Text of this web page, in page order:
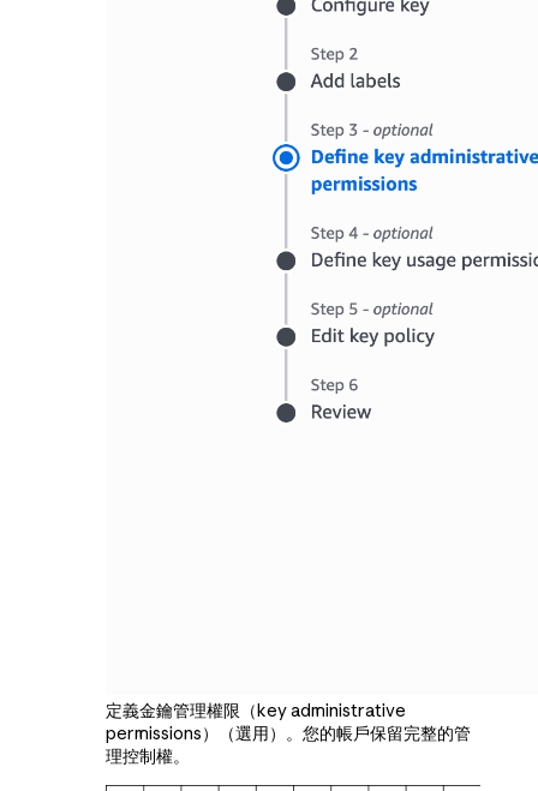
定義金鑰管理權限（key administrative
permissions）（選用）。您的帳戶保留完整的管
理控制權。